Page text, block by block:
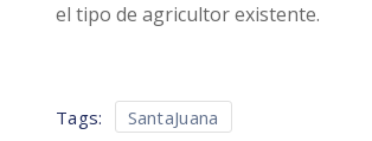
el tipo de agricultor existente.
Tags: SantaJuana